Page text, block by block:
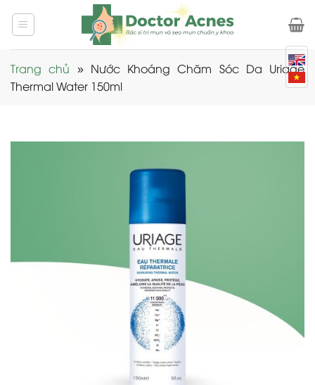
Trang chủ » Nước Khoáng Chăm Sóc Da Uriage
Thermal Water 150ml